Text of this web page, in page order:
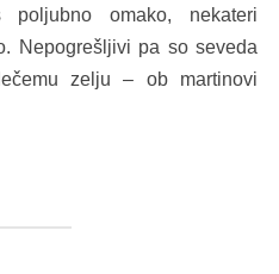
omako, nekateri
Nepogrešljivi pa so seveda
zelju – ob martinovi